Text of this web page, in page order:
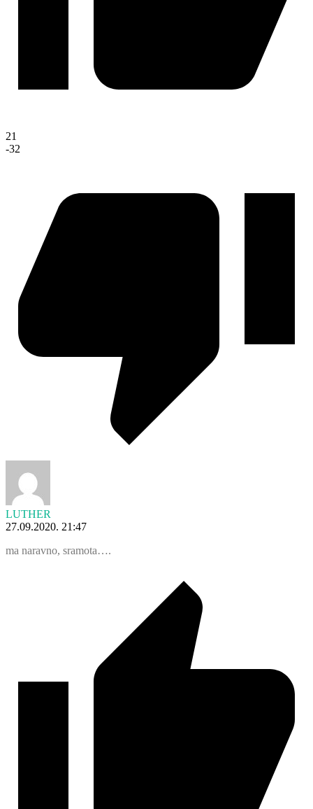
21
-32
LUTHER
27.09.2020. 21:47
ma naravno, sramota….